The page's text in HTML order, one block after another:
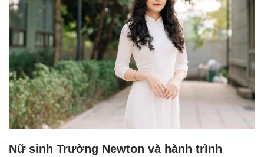
Nữ sinh Trường Newton và hành trình